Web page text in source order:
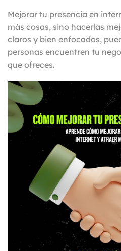
Mejorar tu presencia en
más cosas, sino hacerlas
claros y bien enfocados,
personas encuentren tu
que ofreces.